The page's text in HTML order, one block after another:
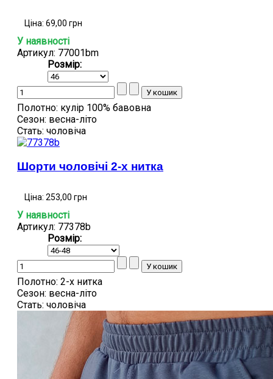
Ціна: 69,00 грн
У наявності
Артикул: 77001bm
Розмір:
Полотно: кулір 100% бавовна
Сезон: весна-літо
Стать: чоловіча
Шорти чоловічі 2-х нитка
Ціна: 253,00 грн
У наявності
Артикул: 77378b
Розмір:
Полотно: 2-х нитка
Сезон: весна-літо
Стать: чоловіча